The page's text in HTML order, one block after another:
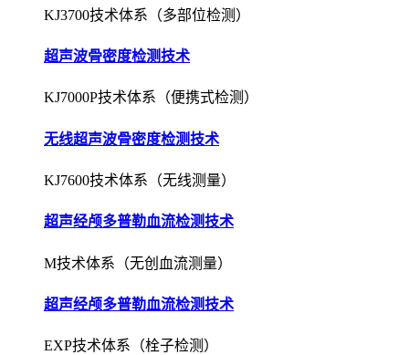
KJ3700技术体系（多部位检测）
超声波骨密度检测技术
KJ7000P技术体系（便携式检测）
无线超声波骨密度检测技术
KJ7600技术体系（无线测量）
超声经颅多普勒血流检测技术
M技术体系（无创血流测量）
超声经颅多普勒血流检测技术
EXP技术体系（栓子检测）